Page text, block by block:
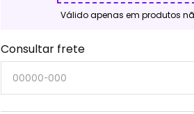
Válido apenas em produtos
Consultar frete